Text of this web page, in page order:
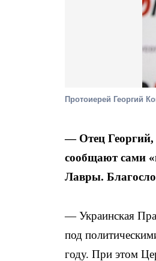
Протоиерей Георгий
— Отец Георгий,
сообщают сами
Лавры.
— Украинская
под
году. При этом